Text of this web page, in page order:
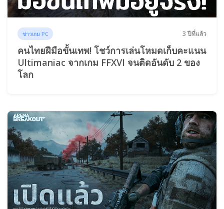
ข่าวเกม PC 3 ปีที่แล้ว
คนไทยฝีมือขั้นเทพ! โชว์การเล่นโหมดเก็บคะแนน
Ultimaniac จากเกม FFXVI จนติดอันดับ 2 ของ
โลก